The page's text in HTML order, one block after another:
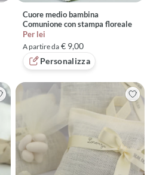
Cuore medio bambina
Comunione con stampa floreale
Per lei
A partire da € 9,00
Personalizza